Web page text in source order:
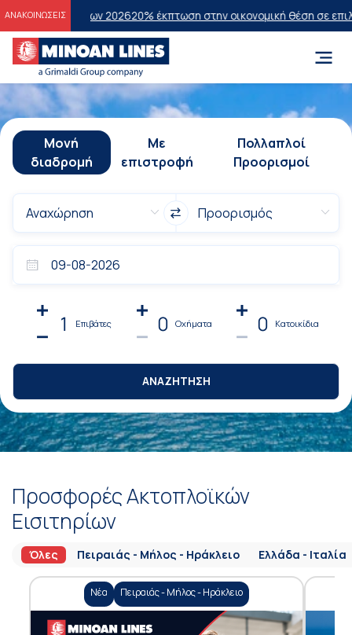
ΑΝΑΚΟΙΝΩΣΕΙΣ
202620% έκπτωση στην οικονομική θέση σε επιλεγμένα
Μονή
διαδρομή
Με
επιστροφή
Πολλαπλοί
Προορισμοί
1 Επιβάτες 0 Οχήματα 0 Κατοικίδια
ΑΝΑΖΗΤΗΣΗ
Προσφορές Ακτοπλοϊκών
Εισιτηρίων
Όλες Πειραιάς - Μήλος - Ηράκλειο Ελλάδα - Ιταλία
Νέα Πειραιάς - Μήλος - Ηράκλειο